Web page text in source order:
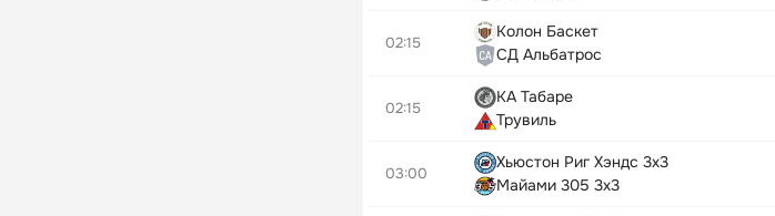
02:15
Колон Баскет
СД Альбатрос
02:15
КА Табаре
Трувиль
03:00
Хьюстон Риг Хэндс 3x3
Майами 305 3x3